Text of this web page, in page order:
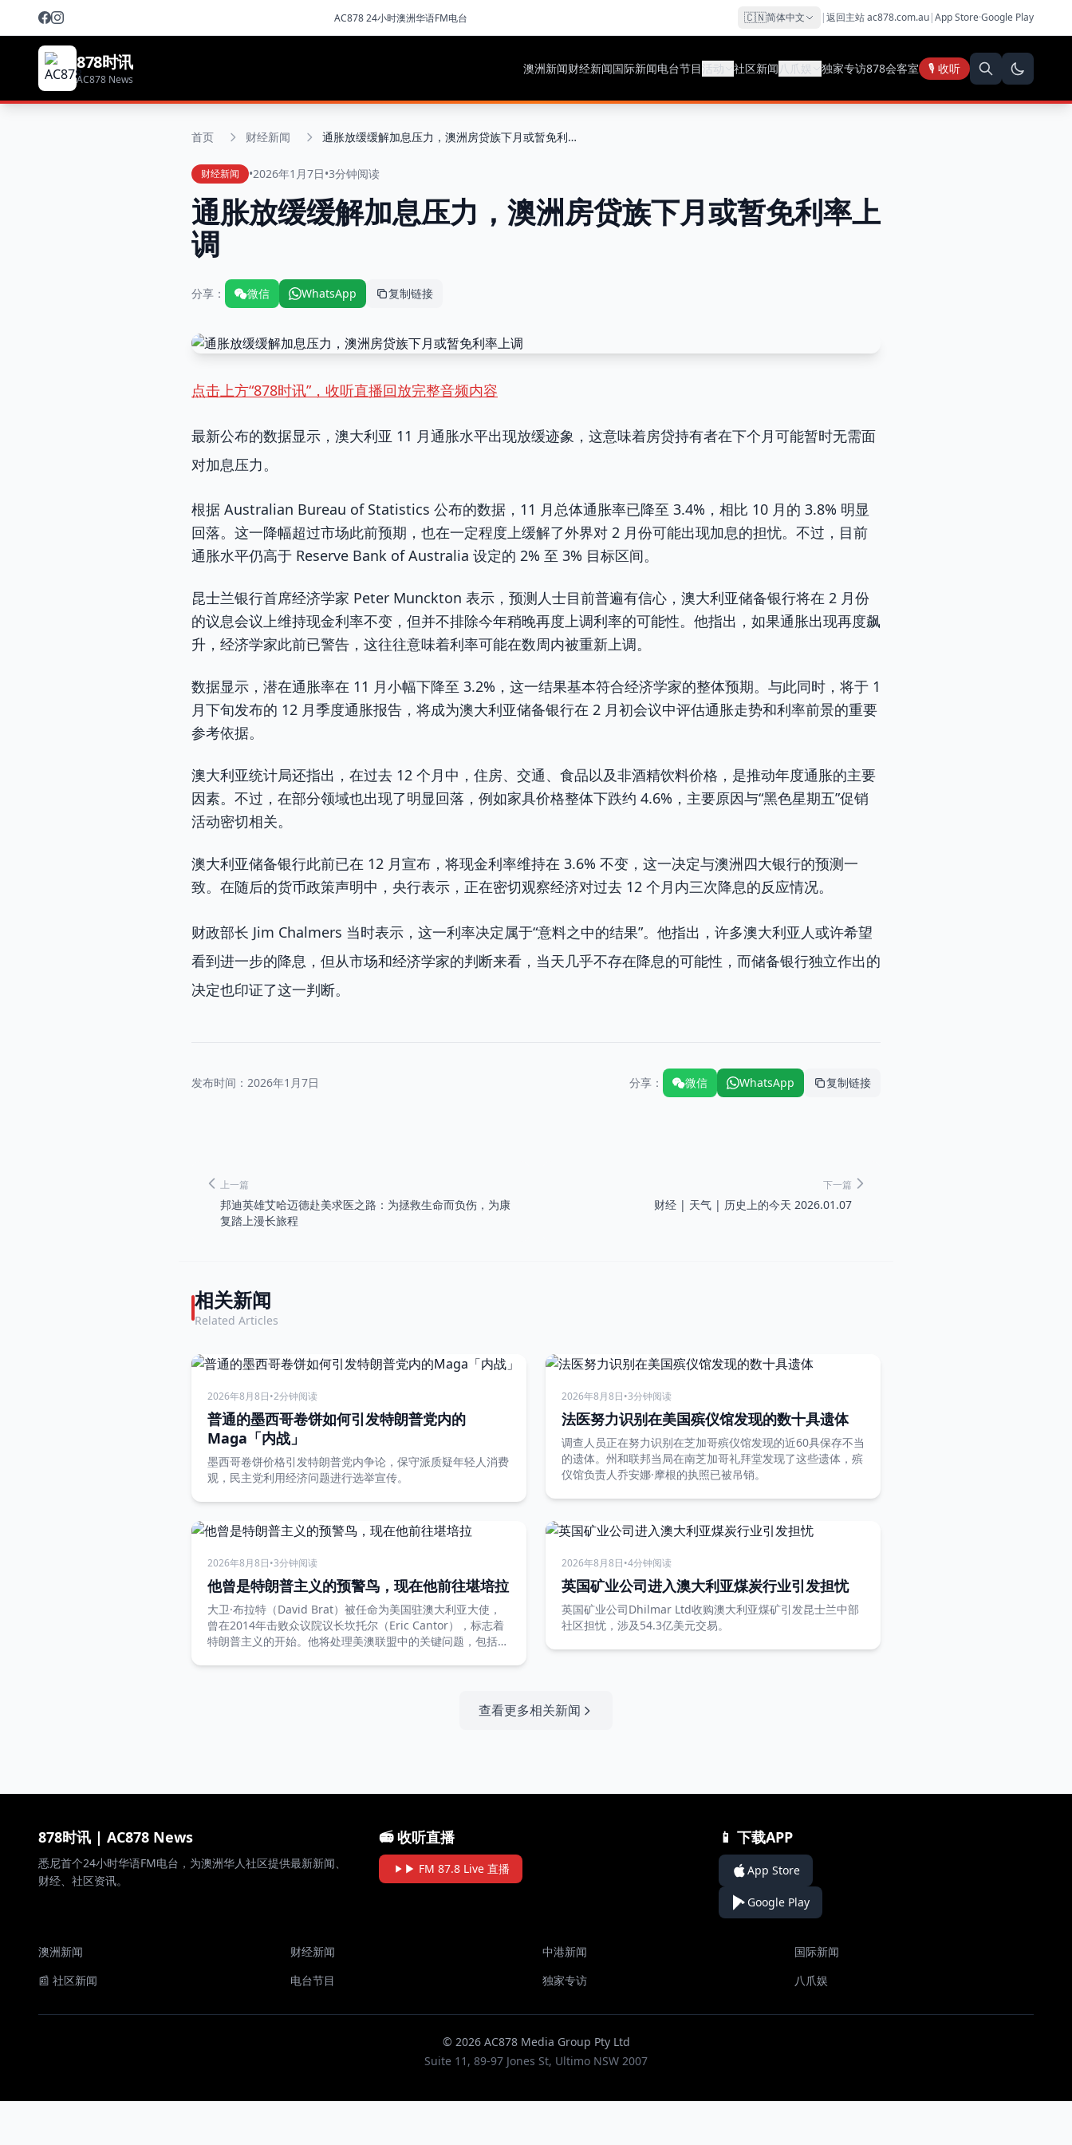
AC878 24小时澳洲华语FM电台 🇨🇳简体中文 |返回主站 ac878.com.au|App Store·Google Play
878时讯
AC878 News
澳洲新闻财经新闻国际新闻电台节目 活动 社区新闻 八爪娱 独家专访878会客室 🎙️ 收听
首页 财经新闻 通胀放缓缓解加息压力，澳洲房贷族下月或暂免利率上调
财经新闻 •2026年1月7日•3分钟阅读
通胀放缓缓解加息压力，澳洲房贷族下月或暂免利率上
调
分享： 微信 WhatsApp 复制链接
点击上方“878时讯”，收听直播回放完整音频内容
最新公布的数据显示，澳大利亚 11 月通胀水平出现放缓迹象，这意味着房贷持有者在下个月可能暂时无需面
对加息压力。
根据 Australian Bureau of Statistics 公布的数据，11 月总体通胀率已降至 3.4%，相比 10 月的 3.8% 明显
回落。这一降幅超过市场此前预期，也在一定程度上缓解了外界对 2 月份可能出现加息的担忧。不过，目前
通胀水平仍高于 Reserve Bank of Australia 设定的 2% 至 3% 目标区间。
昆士兰银行首席经济学家 Peter Munckton 表示，预测人士目前普遍有信心，澳大利亚储备银行将在 2 月份
的议息会议上维持现金利率不变，但并不排除今年稍晚再度上调利率的可能性。他指出，如果通胀出现再度飙
升，经济学家此前已警告，这往往意味着利率可能在数周内被重新上调。
数据显示，潜在通胀率在 11 月小幅下降至 3.2%，这一结果基本符合经济学家的整体预期。与此同时，将于 1
月下旬发布的 12 月季度通胀报告，将成为澳大利亚储备银行在 2 月初会议中评估通胀走势和利率前景的重要
参考依据。
澳大利亚统计局还指出，在过去 12 个月中，住房、交通、食品以及非酒精饮料价格，是推动年度通胀的主要
因素。不过，在部分领域也出现了明显回落，例如家具价格整体下跌约 4.6%，主要原因与“黑色星期五”促销
活动密切相关。
澳大利亚储备银行此前已在 12 月宣布，将现金利率维持在 3.6% 不变，这一决定与澳洲四大银行的预测一
致。在随后的货币政策声明中，央行表示，正在密切观察经济对过去 12 个月内三次降息的反应情况。
财政部长 Jim Chalmers 当时表示，这一利率决定属于“意料之中的结果”。他指出，许多澳大利亚人或许希望
看到进一步的降息，但从市场和经济学家的判断来看，当天几乎不存在降息的可能性，而储备银行独立作出的
决定也印证了这一判断。
发布时间： 2026年1月7日 分享： 微信 WhatsApp 复制链接
上一篇
邦迪英雄艾哈迈德赴美求医之路：为拯救生命而负伤，为康
复踏上漫长旅程
下一篇
财经 | 天气 | 历史上的今天 2026.01.07
相关新闻
Related Articles
2026年8月8日•2分钟阅读
普通的墨西哥卷饼如何引发特朗普党内的
Maga「内战」
墨西哥卷饼价格引发特朗普党内争论，保守派质疑年轻人消费
观，民主党利用经济问题进行选举宣传。
2026年8月8日•3分钟阅读
法医努力识别在美国殡仪馆发现的数十具遗体
调查人员正在努力识别在芝加哥殡仪馆发现的近60具保存不当
的遗体。州和联邦当局在南芝加哥礼拜堂发现了这些遗体，殡
仪馆负责人乔安娜·摩根的执照已被吊销。
2026年8月8日•3分钟阅读
他曾是特朗普主义的预警鸟，现在他前往堪培拉
大卫·布拉特（David Brat）被任命为美国驻澳大利亚大使，
曾在2014年击败众议院议长坎托尔（Eric Cantor），标志着
特朗普主义的开始。他将处理美澳联盟中的关键问题，包括
2026年8月8日•4分钟阅读
英国矿业公司进入澳大利亚煤炭行业引发担忧
英国矿业公司Dhilmar Ltd收购澳大利亚煤矿引发昆士兰中部
社区担忧，涉及54.3亿美元交易。
查看更多相关新闻
878时讯 | AC878 News
悉尼首个24小时华语FM电台，为澳洲华人社区提供最新新闻、
财经、社区资讯。
📻 收听直播
▶ FM 87.8 Live 直播
📱 下载APP
App Store
Google Play
澳洲新闻 财经新闻 中港新闻
国际新闻
📰 社区新闻
电台节目 独家专访 八爪娱
© 2026 AC878 Media Group Pty Ltd
Suite 11, 89-97 Jones St, Ultimo NSW 2007